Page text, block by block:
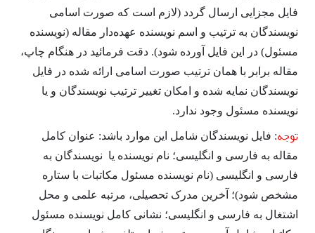
فایل مجزایی ارسال گردد (لازم است که صورت اسامی
نویسندگان به ترتیب و اسم نویسنده عهده‌دار مقاله (نویسنده
مسئول) در این فایل آورده شود). دقت فرمائید در هنگام چاپ،
مقاله برابر با همان ترتیب صورت اسامی ارائه شده در فایل
نویسندگان نمایه شده و امکان تغییر ترتیب نویسندگان و یا
نویسنده مسئول وجود ندارد.
توجه: فایل نویسندگان شامل این موارد باشد: عنوان کامل
مقاله به فارسی و انگلیسی؛ نام نویسنده یا نویسندگان به
فارسی و انگلیسی (نام نویسنده مسئول مکاتبات با ستاره
مشخص شود)؛ آخرین مدرک تحصیلی، مرتبه علمی و محل
اشتغال به فارسی و انگلیسی؛ نشانی کامل نویسنده مسئول